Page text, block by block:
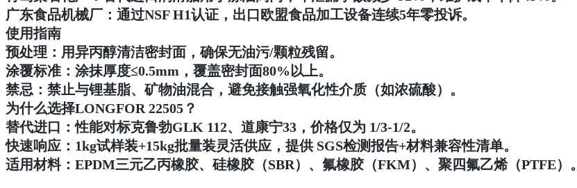
广东食品机械厂：通过NSF H1认证，出口欧盟食品加工设备连续5年零投诉。
使用指南
预处理：用异丙醇清洁密封面，确保无油污/颗粒残留。
涂覆标准：涂抹厚度≤0.5mm，覆盖密封面80%以上。
禁忌：禁止与锂基脂、矿物油混合，避免接触强氧化性介质（如浓硫酸）。
为什么选择LONGFOR 22505？
替代进口：性能对标克鲁勃GLK 112、道康宁33，价格仅为 1/3-1/2。
快速响应：1kg试样装+15kg批量装灵活供应，提供 SGS检测报告+材料兼容性清单。
适用材料：EPDM三元乙丙橡胶、硅橡胶（SBR）、氟橡胶（FKM）、聚四氟乙烯（PTFE）。